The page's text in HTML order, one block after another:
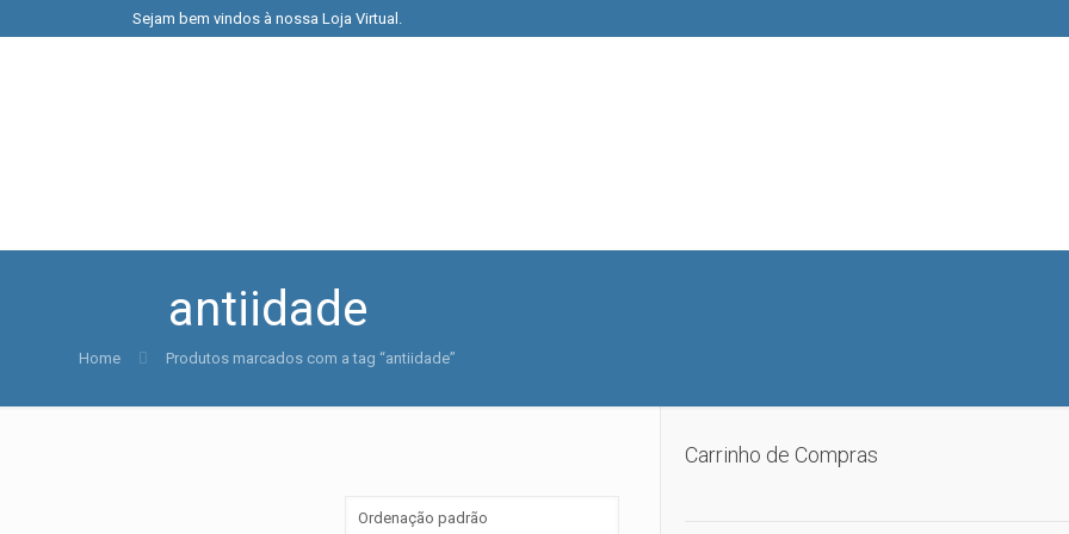
Sejam bem vindos à nossa Loja Virtual.
antiidade
Home Produtos marcados com a tag “antiidade”
Carrinho de Compras